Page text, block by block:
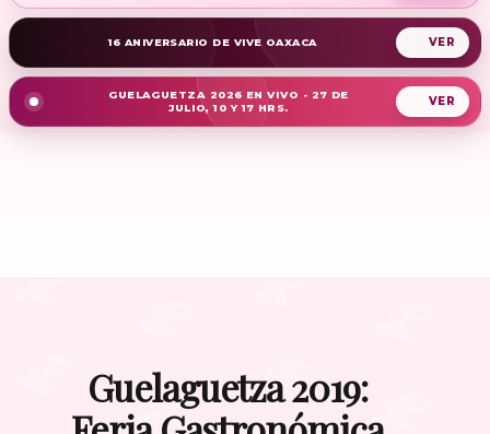
16 ANIVERSARIO DE VIVE OAXACA
GUELAGUETZA 2026 EN VIVO - 27 DE
JULIO, 10 Y 17 HRS.
Guelaguetza 2019: